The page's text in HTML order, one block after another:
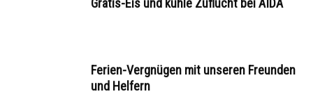
Ferien-Vergnügen mit unseren Freunden
und Helfern